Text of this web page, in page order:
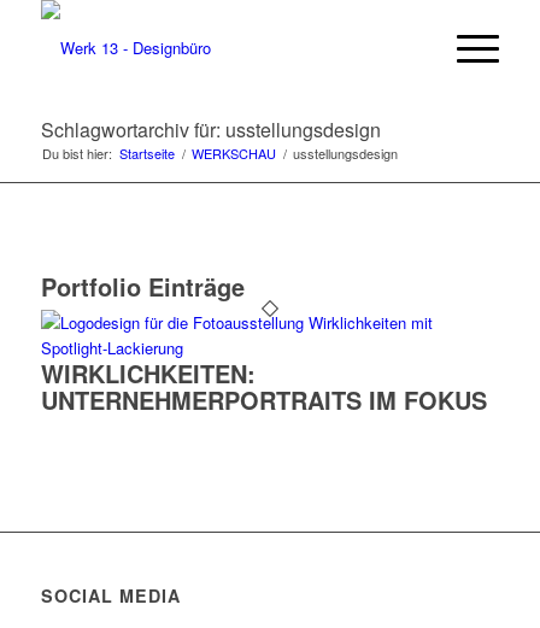
Schlagwortarchiv für: usstellungsdesign
Du bist hier: Startseite / WERKSCHAU / usstellungsdesign
Portfolio Einträge
WIRKLICHKEITEN:
UNTERNEHMERPORTRAITS IM FOKUS
SOCIAL MEDIA